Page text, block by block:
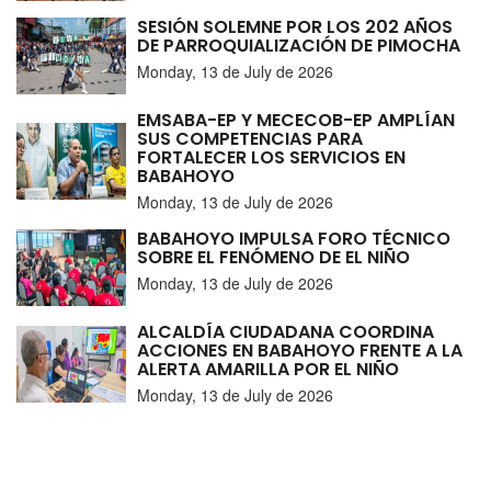
SESIÓN SOLEMNE POR LOS 202 AÑOS
DE PARROQUIALIZACIÓN DE PIMOCHA
Monday, 13 de July de 2026
EMSABA-EP Y MECECOB-EP AMPLÍAN
SUS COMPETENCIAS PARA
FORTALECER LOS SERVICIOS EN
BABAHOYO
Monday, 13 de July de 2026
BABAHOYO IMPULSA FORO TÉCNICO
SOBRE EL FENÓMENO DE EL NIÑO
Monday, 13 de July de 2026
ALCALDÍA CIUDADANA COORDINA
ACCIONES EN BABAHOYO FRENTE A LA
ALERTA AMARILLA POR EL NIÑO
Monday, 13 de July de 2026